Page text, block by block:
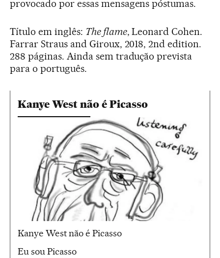
provocado por essas mensagens póstumas.
Título em inglês: The flame, Leonard Cohen.
Farrar Straus and Giroux, 2018, 2nd edition.
288 páginas. Ainda sem tradução prevista
para o português.
Kanye West não é Picasso
Kanye West não é Picasso
Eu sou Picasso